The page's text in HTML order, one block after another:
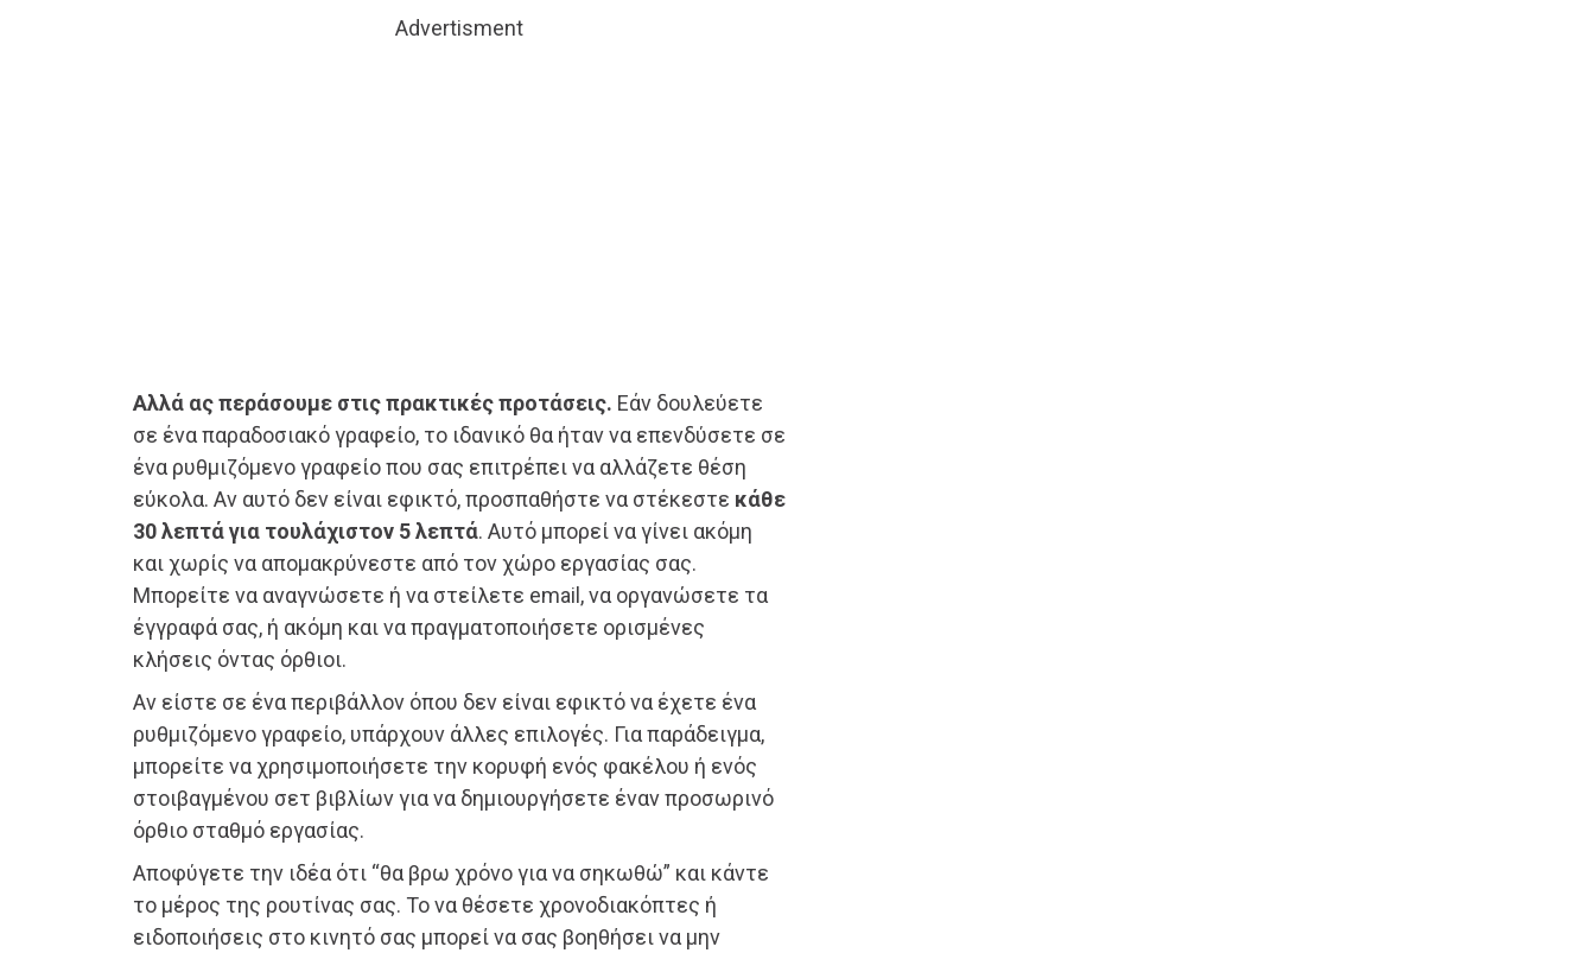
Advertisment
Αλλά ας περάσουμε στις πρακτικές προτάσεις. Εάν δουλεύετε
σε ένα παραδοσιακό γραφείο, το ιδανικό θα ήταν να επενδύσετε σε
ένα ρυθμιζόμενο γραφείο που σας επιτρέπει να αλλάζετε θέση
εύκολα. Αν αυτό δεν είναι εφικτό, προσπαθήστε να στέκεστε κάθε
30 λεπτά για τουλάχιστον 5 λεπτά. Αυτό μπορεί να γίνει ακόμη
και χωρίς να απομακρύνεστε από τον χώρο εργασίας σας.
Μπορείτε να αναγνώσετε ή να στείλετε email, να οργανώσετε τα
έγγραφά σας, ή ακόμη και να πραγματοποιήσετε ορισμένες
κλήσεις όντας όρθιοι.
Αν είστε σε ένα περιβάλλον όπου δεν είναι εφικτό να έχετε ένα
ρυθμιζόμενο γραφείο, υπάρχουν άλλες επιλογές. Για παράδειγμα,
μπορείτε να χρησιμοποιήσετε την κορυφή ενός φακέλου ή ενός
στοιβαγμένου σετ βιβλίων για να δημιουργήσετε έναν προσωρινό
όρθιο σταθμό εργασίας.
Αποφύγετε την ιδέα ότι “θα βρω χρόνο για να σηκωθώ” και κάντε
το μέρος της ρουτίνας σας. Το να θέσετε χρονοδιακόπτες ή
ειδοποιήσεις στο κινητό σας μπορεί να σας βοηθήσει να μην